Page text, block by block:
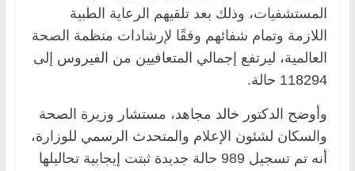
المستشفيات، وذلك بعد تلقيهم الرعاية الطبية
اللازمة وتمام شفائهم وفقًا لإرشادات منظمة الصحة
العالمية، ليرتفع إجمالي المتعافيين من الفيروس إلى
118294 حالة.
وأوضح الدكتور خالد مجاهد، مستشار وزيرة الصحة
والسكان لشئون الإعلام والمتحدث الرسمي للوزارة،
أنه تم تسجيل 989 حالة جديدة ثبتت إيجابية تحاليلها